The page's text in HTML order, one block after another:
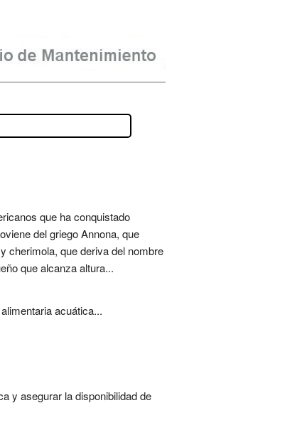
que ha conquistado
del griego Annona, que
cherimola, que deriva del nombre
que alcanza altura...
acuática...
y asegurar la disponibilidad de